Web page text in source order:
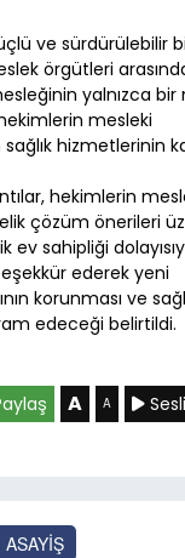
ve sürdürülebilir
örgütleri
yalnızca bir
mesleki
hizmetlerinin
hekimlerin
çözüm önerileri
ev sahipliği
ederek yeni
korunması ve
edeceği belirtildi.
A A
ASAYİŞ